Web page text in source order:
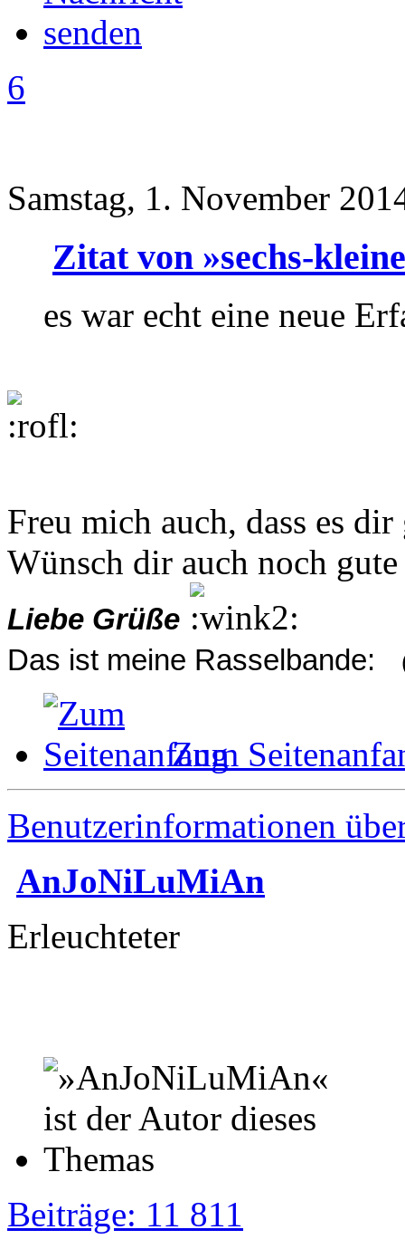
6
Samstag, 1. November
Zitat von »sechs-
es war echt eine neue
Freu mich auch, dass es
Wünsch dir auch noch
Liebe Grüße
Das ist meine Rasselbande:
Zum
Benutzerinformationen
AnJoNiLuMiAn
Erleuchteter
Beiträge: 11 811